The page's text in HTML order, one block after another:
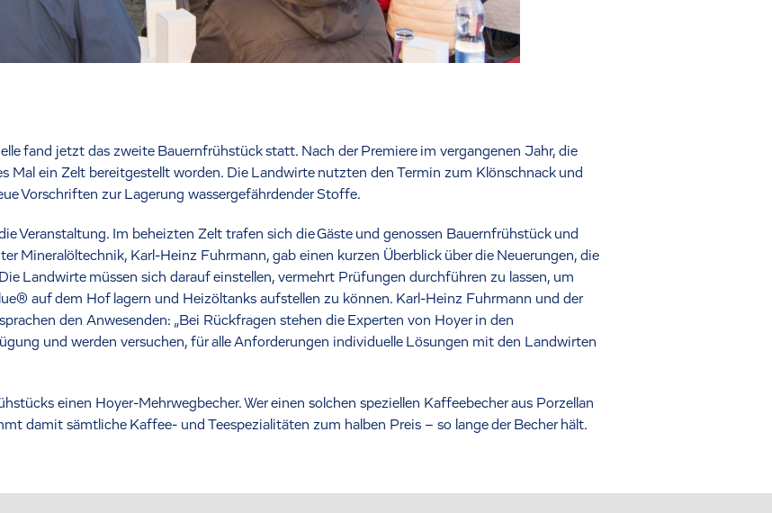
fand jetzt das zweite Bauernfrühstück statt. Nach der Premiere im vergangenen Jahr, die
Mal ein Zelt bereitgestellt worden. Die Landwirte nutzten den Termin zum Klönschnack und
Vorschriften zur Lagerung wassergefährdender Stoffe.
Veranstaltung. Im beheizten Zelt trafen sich die Gäste und genossen Bauernfrühstück und
Mineralöltechnik, Karl-Heinz Fuhrmann, gab einen kurzen Überblick über die Neuerungen, die
Landwirte müssen sich darauf einstellen, vermehrt Prüfungen durchführen zu lassen, um
auf dem Hof lagern und Heizöltanks aufstellen zu können. Karl-Heinz Fuhrmann und der
den Anwesenden: „Bei Rückfragen stehen die Experten von Hoyer in den
und werden versuchen, für alle Anforderungen individuelle Lösungen mit den Landwirten
einen Hoyer-Mehrwegbecher. Wer einen solchen speziellen Kaffeebecher aus Porzellan
damit sämtliche Kaffee- und Teespezialitäten zum halben Preis – so lange der Becher hält.